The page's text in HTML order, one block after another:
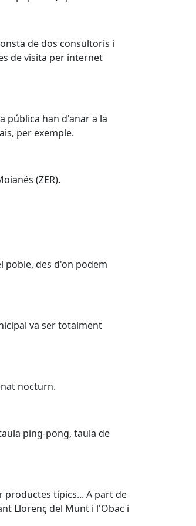
de dos consultoris i
de visita per internet
pública han d'anar a la
per exemple.
(ZER).
poble, des d'on podem
va ser totalment
nocturn.
ping-pong, taula de
típics... A part de
Llorenç del Munt i l'Obac i